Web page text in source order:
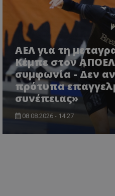
ΑΕΛ για τη
Κέμπε στον
συμφωνία - Δεν
πρότυπα
συνέπειας»
08.08.2026 - 14:27